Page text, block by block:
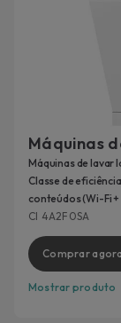
Máquinas
Máquinas de lavar
Classe de
conteúdos (Wi-Fi +
CI 4A2F0SA
Comprar agora
Mostrar produto